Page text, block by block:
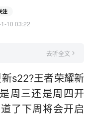
注
1-10 03:22
去听全文
s22?王者荣耀新
周三还是周四开
了下周将会开启